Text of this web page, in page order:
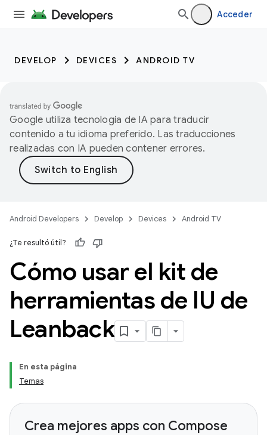
Acceder
DEVELOP DEVICES ANDROID TV
Google utiliza tecnología de IA para traducir
contenido a tu idioma preferido. Las traducciones
realizadas con IA pueden contener errores.
Android Developers Develop Devices Android TV
¿Te resultó útil?
Cómo usar el kit de
herramientas de IU de
Leanback
En esta página
Temas
Crea mejores apps con Compose